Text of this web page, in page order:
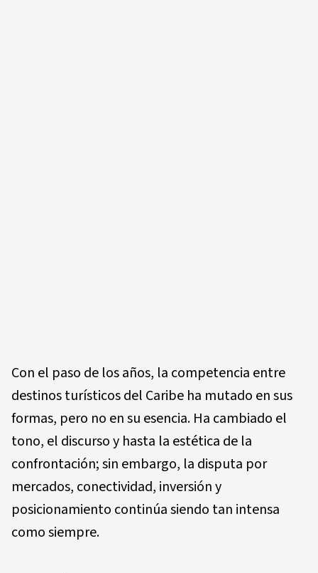
Con el paso de los años, la competencia entre
destinos turísticos del Caribe ha mutado en sus
formas, pero no en su esencia. Ha cambiado el
tono, el discurso y hasta la estética de la
confrontación; sin embargo, la disputa por
mercados, conectividad, inversión y
posicionamiento continúa siendo tan intensa
como siempre.